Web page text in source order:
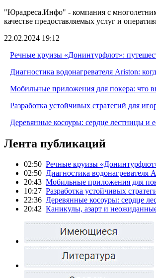
"Юрадреса.Инфо" - компания с
качестве предоставляемых услуг и
22.02.2024 19:12
Речные круизы «Донинтурфлот»:
Диагностика водонагревателя Ariston:
Мобильные приложения для покера: что
Разработка устойчивых стратегий для
Деревянные косоуры: сердце лестницы и
Лента публикаций
02:50 Речные круизы
02:50 Диагностика водонагревателя
20:43 Мобильные приложения для
10:27 Разработка устойчивых
22:36 Деревянные косоуры: сердце
20:42 Каникулы, азарт и